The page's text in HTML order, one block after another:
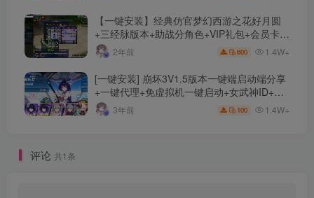
【一键安装】经典仿官梦幻西游之花好月圆
+三经脉版本+助战分角色+VIP礼包+会员卡
+剧情活动+视频搭建及其他修改资料
2年前 600 1.4W+
[一键安装] 崩坏3V1.5版本一键端启动端分享
+一键代理+免虚拟机一键启动+女武神ID+详
细指令+极简一键修改
3年前 100 1.4W+
评论 共1条